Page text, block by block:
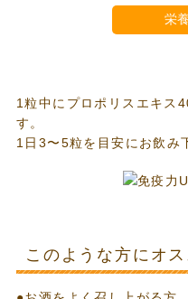
栄
1粒中にプロポリスエキス
す。
1日3〜5粒を目安にお飲み
このような方にオス